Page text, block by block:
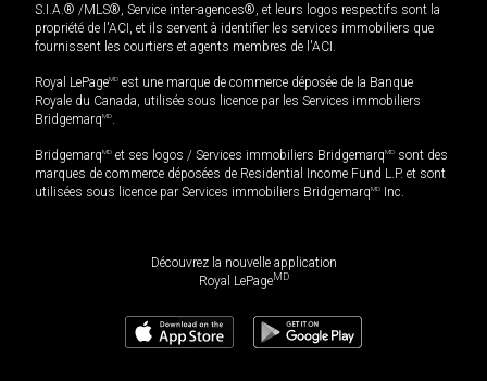
S.I.A.® /MLS®, Service inter-agences®, et leurs logos respectifs sont la
propriété de l'ACI, et ils servent à identifier les services immobiliers que
fournissent les courtiers et agents membres de l'ACI.
Royal LePageMD est une marque de commerce déposée de la Banque
Royale du Canada, utilisée sous licence par les Services immobiliers
BridgemarqMD
BridgemarqMD et ses logos / Services immobiliers BridgemarqMD sont des
marques de commerce déposées de Residential Income Fund L.P. et sont
utilisées sous licence par Services immobiliers BridgemarqMD Inc.
Découvrez la nouvelle application
Royal LePageMD